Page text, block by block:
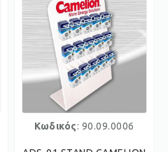
Κωδικός: 90.09.0006